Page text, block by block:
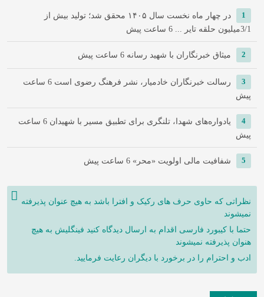
1
در چهار ماه نخست سال ۱۴۰۵ محقق شد؛ تولید بیش از
3/1میلیون حلقه تایر ...
6 ساعت پیش
2 میثاق خبرنگاران با شهید رسانه 6 ساعت پیش
3 رسالت خبرنگاران خادمیار، نشر فرهنگ رضوی است
6 ساعت
پیش
4 یادواره‌های شهدا، تلنگری برای تطبیق مسیر با شهیدان
6 ساعت
پیش
5 شفافیت مالی اولویت «محر» 6 ساعت پیش
نظراتی که حاوی حرف های رکیک و افترا باشد به هیچ عنوان پذیرفته
نمیشوند
حتما با کیبورد فارسی اقدام به ارسال دیدگاه کنید فینگلیش به هیچ
هنوان پذیرفته نمیشوند
ادب و احترام را در برخورد با دیگران رعایت فرمایید.